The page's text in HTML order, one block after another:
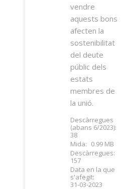
vendre
aquests bons
afecten la
sostenibilitat
del deute
públic dels
estats
membres de
la unió.
Descàrregues
(abans 6/2023):
38
Mida: 0.99 MB
Descàrregues:
157
Data en la que
s'afegit:
31-03-2023